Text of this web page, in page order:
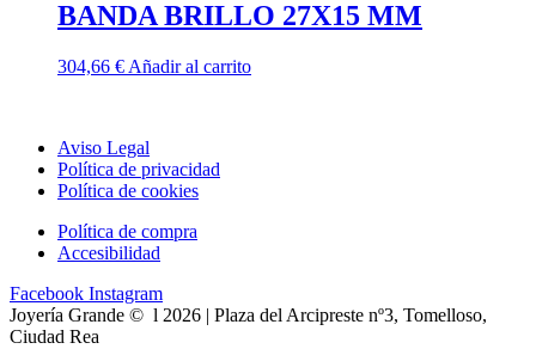
BANDA BRILLO 27X15 MM
304,66 € Añadir al carrito
Aviso Legal
Política de privacidad
Política de cookies
Política de compra
Accesibilidad
Facebook Instagram
Joyería Grande © l 2026 | Plaza del Arcipreste nº3, Tomelloso,
Ciudad Rea